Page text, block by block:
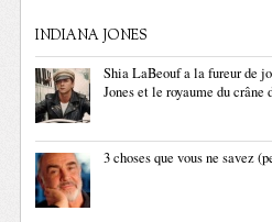
INDIANA JONES
Shia LaBeouf a la fureur de
Jones et le royaume du crâne
3 choses que vous ne savez